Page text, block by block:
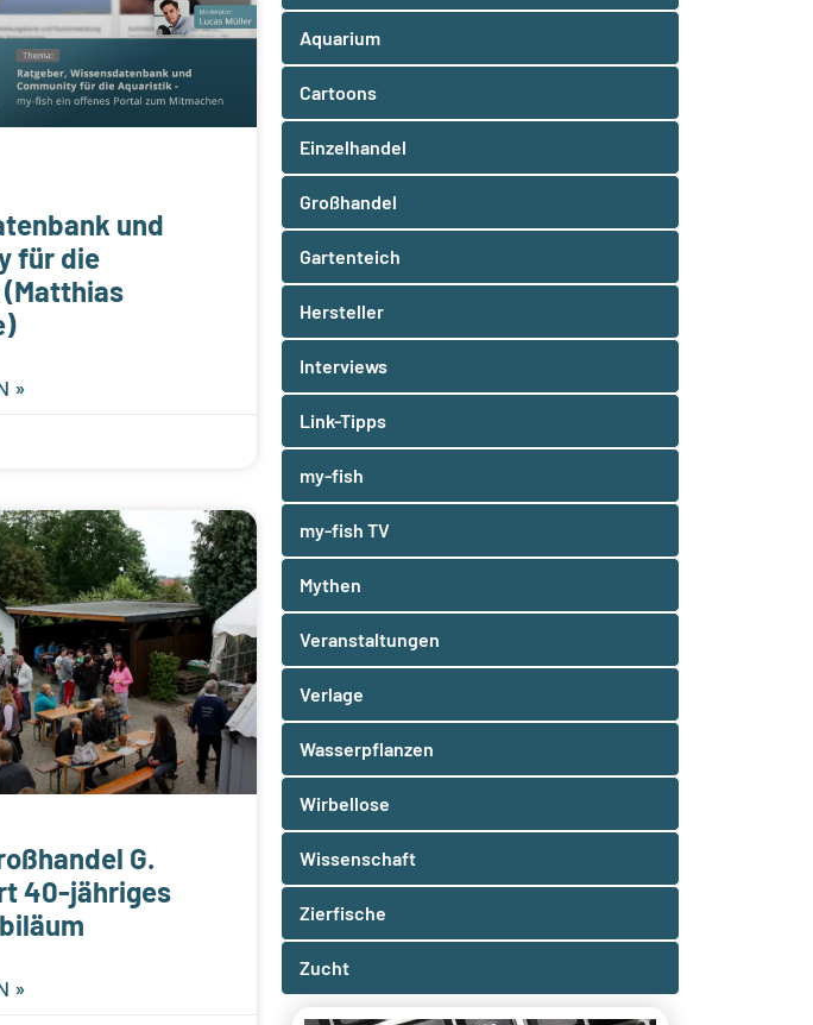
und
für die
»
G.
40-jähriges
»
Aquarium
Cartoons
Einzelhandel
Großhandel
Gartenteich
Hersteller
Interviews
Link-Tipps
my-fish
my-fish TV
Mythen
Veranstaltungen
Verlage
Wasserpflanzen
Wirbellose
Wissenschaft
Zierfische
Zucht